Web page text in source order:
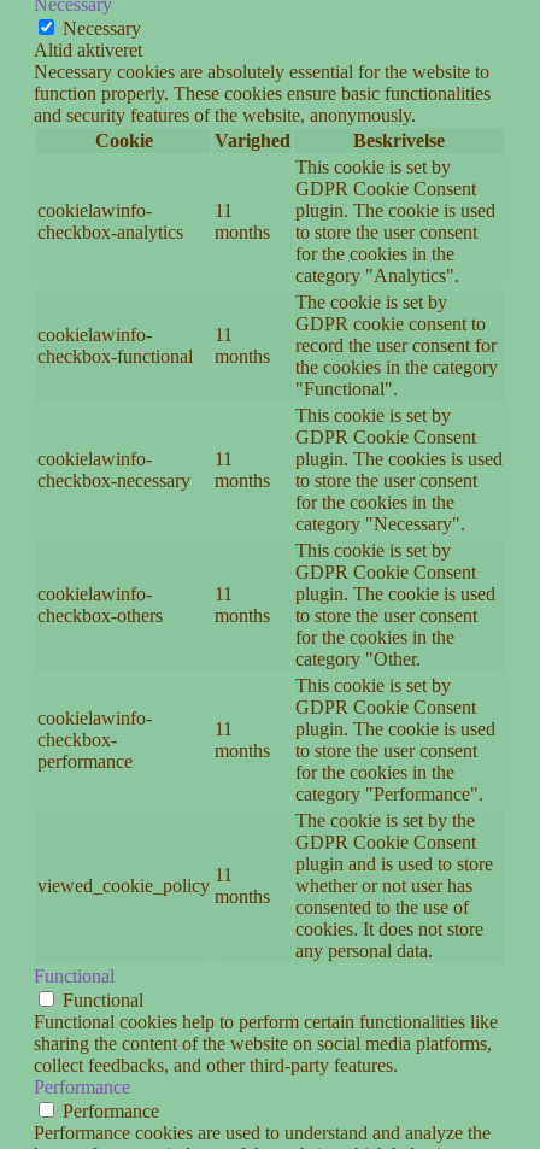
Necessary
Necessary
Altid aktiveret
Necessary cookies are absolutely essential for the website to
function properly. These cookies ensure basic functionalities
and security features of the website, anonymously.
Cookie
Varighed Beskrivelse
cookielawinfo-
checkbox-analytics
11
months
This cookie is set by
GDPR Cookie Consent
plugin. The cookie is used
to store the user consent
for the cookies in the
category "Analytics".
cookielawinfo-
checkbox-functional
11
months
The cookie is set by
GDPR cookie consent to
record the user consent for
the cookies in the category
"Functional".
cookielawinfo-
checkbox-necessary
11
months
This cookie is set by
GDPR Cookie Consent
plugin. The cookies is used
to store the user consent
for the cookies in the
category "Necessary".
cookielawinfo-
checkbox-others
11
months
This cookie is set by
GDPR Cookie Consent
plugin. The cookie is used
to store the user consent
for the cookies in the
category "Other.
cookielawinfo-
checkbox-
performance
11
months
This cookie is set by
GDPR Cookie Consent
plugin. The cookie is used
to store the user consent
for the cookies in the
category "Performance".
viewed_cookie_policy
11
months
The cookie is set by the
GDPR Cookie Consent
plugin and is used to store
whether or not user has
consented to the use of
cookies. It does not store
any personal data.
Functional
Functional
Functional cookies help to perform certain functionalities like
sharing the content of the website on social media platforms,
collect feedbacks, and other third-party features.
Performance
Performance
Performance cookies are used to understand and analyze the